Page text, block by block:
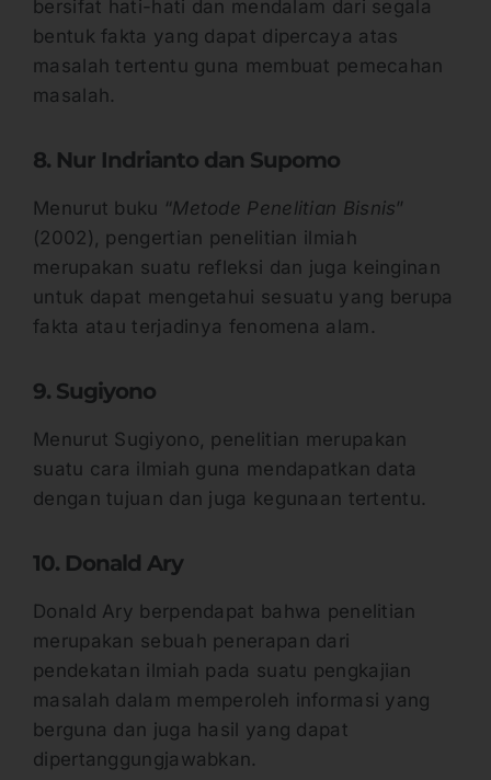
bersifat hati-hati dan mendalam dari segala
bentuk fakta yang dapat dipercaya atas
masalah tertentu guna membuat pemecahan
masalah.
8. Nur Indrianto dan Supomo
Menurut buku “Metode Penelitian Bisnis”
(2002), pengertian penelitian ilmiah
merupakan suatu refleksi dan juga keinginan
untuk dapat mengetahui sesuatu yang berupa
fakta atau terjadinya fenomena alam.
9. Sugiyono
Menurut Sugiyono, penelitian merupakan
suatu cara ilmiah guna mendapatkan data
dengan tujuan dan juga kegunaan tertentu.
10. Donald Ary
Donald Ary berpendapat bahwa penelitian
merupakan sebuah penerapan dari
pendekatan ilmiah pada suatu pengkajian
masalah dalam memperoleh informasi yang
berguna dan juga hasil yang dapat
dipertanggungjawabkan.